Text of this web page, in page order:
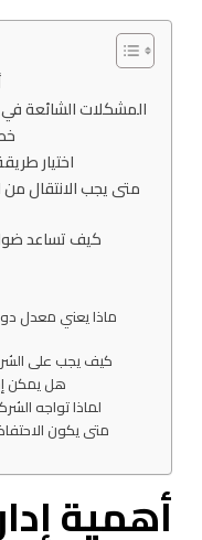
المشكلات الشائعة في
اختيار
متى يجب الانتقال من
كيف تساعد
ماذا يعني معدل
كيف يجب على
هل يمكن
لماذا تواجه
متى يكون
أهمية